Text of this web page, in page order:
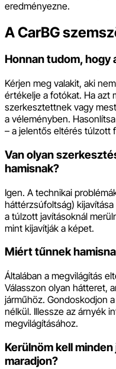
eredményezne.
A CarBG
Honnan tudom, hogy
Kérjen meg valakit, aki
értékelje a fotókat. Ha azt
szerkesztettnek vagy
a véleményben.
– a jelentős eltérés túlzott
Van olyan
hamisnak?
Igen. A technikai
háttérzsúfoltság)
a túlzott javításoknál
mint kijavítják a képet.
Miért tűnnek
Általában a megvilágítás
Válasszon olyan hátteret,
járműhöz. Gondoskodjon
nélkül. Illessze az árnyék
megvilágításához.
Kerülnöm kell
maradjon?